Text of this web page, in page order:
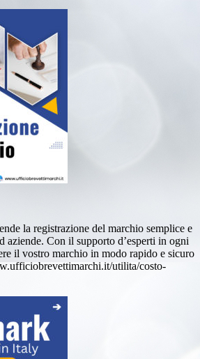
la registrazione del marchio semplice e
aziende. Con il supporto d’esperti in ogni
il vostro marchio in modo rapido e sicuro
utilita/costo-